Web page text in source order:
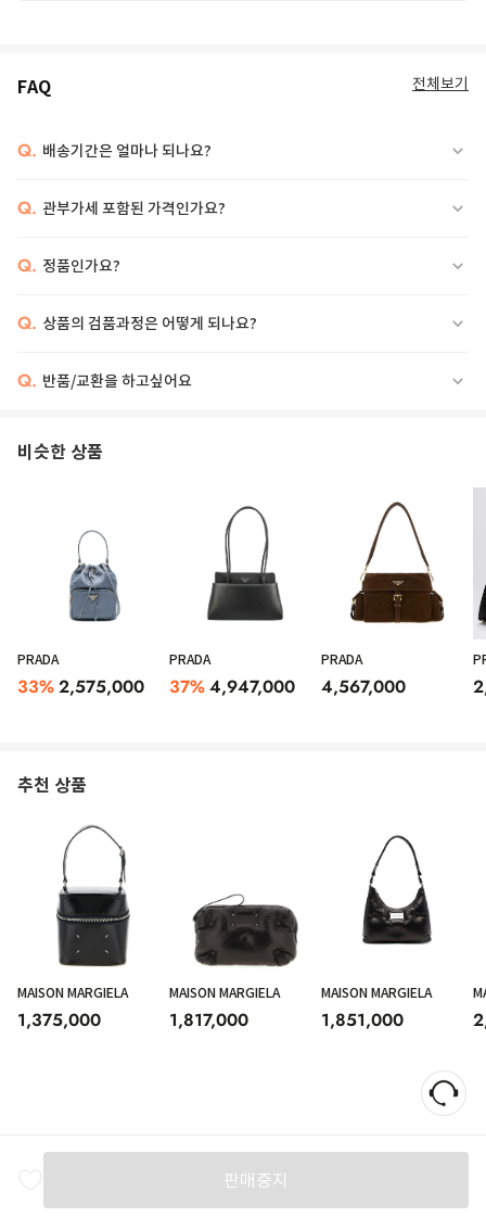
FAQ 전체보기
Q. 배송기간은 얼마나 되나요?
Q. 관부가세 포함된 가격인가요?
Q. 정품인가요?
Q. 상품의 검품과정은 어떻게 되나요?
Q. 반품/교환을 하고싶어요
비슷한 상품
PRADA
33%2,575,000
PRADA
37%4,947,000
PRADA
4,567,000
추천 상품
MAISON MARGIELA
1,375,000
MAISON MARGIELA
1,817,000
MAISON MARGIELA
1,851,000
판매중지